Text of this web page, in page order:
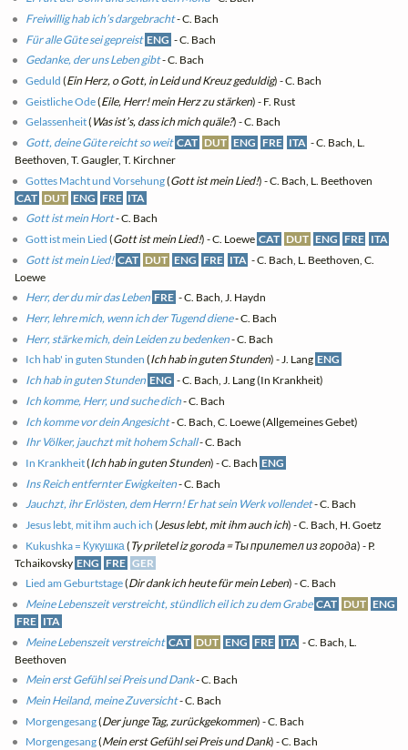
Freiwillig hab ich’s dargebracht- C. Bach
Für alle Güte sei gepreist ENG - C. Bach
Gedanke, der uns Leben gibt- C. Bach
Geduld (Ein Herz, o Gott, in Leid und Kreuz geduldig) - C. Bach
Geistliche Ode(Eile, Herr! mein Herz zu stärken) - F. Rust
Gelassenheit( Was ist’s, dass ich mich quäle?) - C. Bach
Gott, deine Güte reicht so weit CAT DUT ENG FRE ITA - C. Bach, L.
Beethoven, T. Gaugler, T. Kirchner
Gottes Macht und Vorsehung(Gott ist mein Lied!) - C. Bach, L. Beethoven
CAT DUT ENG FRE ITA
Gott ist mein Hort- C. Bach
Gott ist mein Lied (Gott ist mein Lied!) - C. Loewe CAT DUT ENG FRE ITA
Gott ist mein Lied! CAT DUT ENG FRE ITA - C. Bach, L. Beethoven, C.
Loewe
Herr, der du mir das Leben FRE - C. Bach, J. Haydn
Herr, lehre mich, wenn ich der Tugend diene- C. Bach
Herr, stärke mich, dein Leiden zu bedenken- C. Bach
Ich hab' in guten Stunden (Ich hab in guten Stunden) - J. Lang ENG
Ich hab in guten Stunden ENG - C. Bach, J. Lang (In Krankheit)
Ich komme, Herr, und suche dich- C. Bach
Ich komme vor dein Angesicht- C. Bach, C. Loewe (Allgemeines Gebet)
Ihr Völker, jauchzt mit hohem Schall- C. Bach
In Krankheit(Ich hab in guten Stunden) - C. Bach ENG
Ins Reich entfernter Ewigkeiten- C. Bach
Jauchzt, ihr Erlösten, dem Herrn! Er hat sein Werk vollendet- C. Bach
Jesus lebt, mit ihm auch ich ( Jesus lebt, mit ihm auch ich) - C. Bach, H. Goetz
Kukushka = Кукушка ( Ty priletel iz goroda = Ты прилетел из города) - P.
Tchaikovsky ENG FRE GER
Lied am Geburtstage(Dir dank ich heute für mein Leben) - C. Bach
Meine Lebenszeit verstreicht, stündlich eil ich zu dem Grabe CAT DUT ENG
FRE ITA
Meine Lebenszeit verstreicht CAT DUT ENG FRE ITA - C. Bach, L.
Beethoven
Mein erst Gefühl sei Preis und Dank- C. Bach
Mein Heiland, meine Zuversicht- C. Bach
Morgengesang(Der junge Tag, zurückgekommen) - C. Bach
Morgengesang(Mein erst Gefühl sei Preis und Dank) - C. Bach